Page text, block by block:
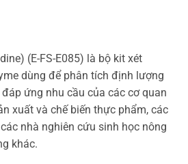
(E-FS-E085) là bộ kit xét
dùng để phân tích định lượng
ứng nhu cầu của các cơ quan
xuất và chế biến thực phẩm, các
nhà nghiên cứu sinh học nông
khác.